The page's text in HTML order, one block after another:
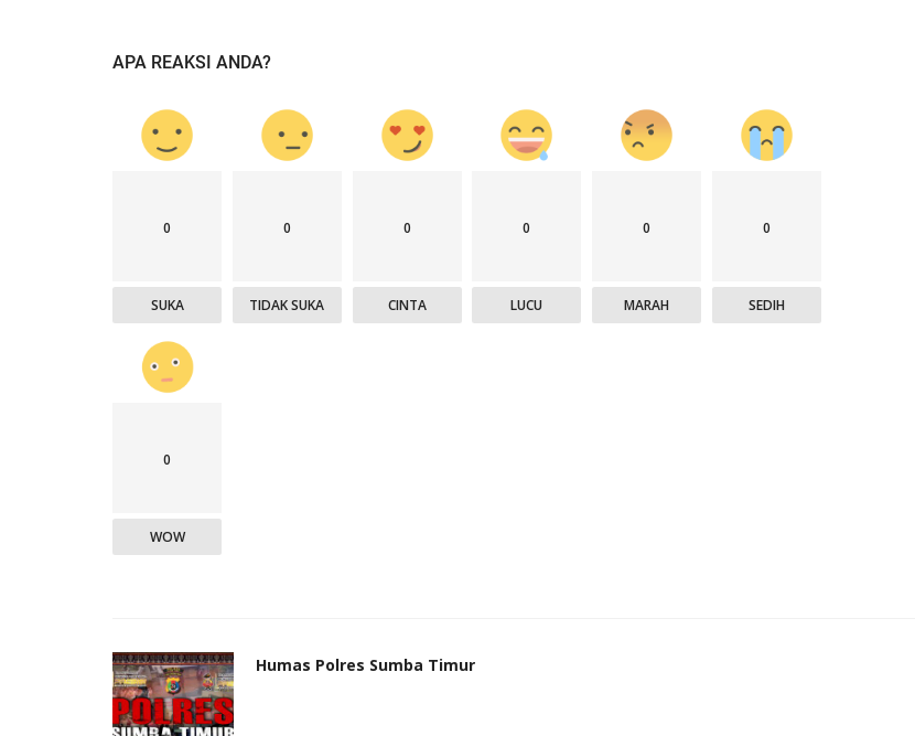
APA REAKSI ANDA?
0
SUKA
0
TIDAK SUKA
0
CINTA
0
LUCU
0
MARAH
0
SEDIH
0
WOW
Humas Polres Sumba Timur